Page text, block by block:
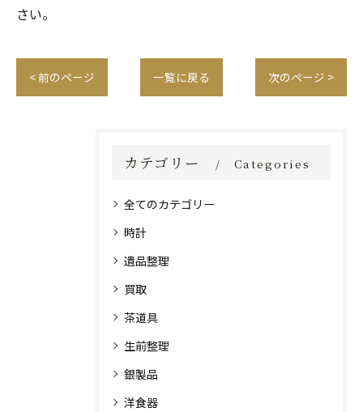
さい。
< 前のページ 一覧に戻る 次のページ >
カテゴリー Categories
全てのカテゴリー
時計
遺品整理
買取
茶道具
生前整理
銀製品
洋食器